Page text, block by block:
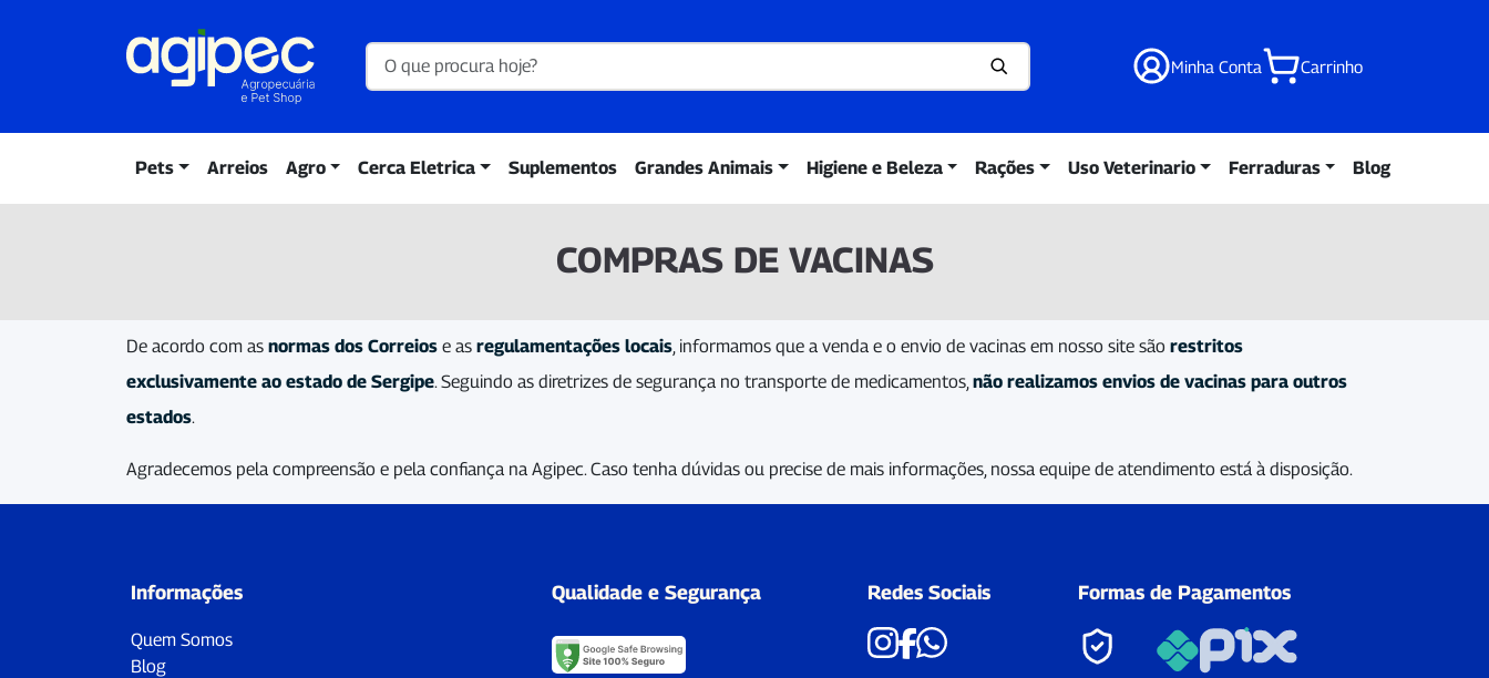
Minha Conta Carrinho
Pets Arreios Agro Cerca Eletrica Suplementos Grandes Animais Higiene e Beleza Rações Uso Veterinario Ferraduras Blog
COMPRAS DE VACINAS
De acordo com as normas dos Correios e as regulamentações locais , informamos que a venda e o envio de vacinas em nosso site são restritos
exclusivamente ao estado de Sergipe. Seguindo as diretrizes de segurança no transporte de medicamentos, não realizamos envios de vacinas para outros
estados.
Agradecemos pela compreensão e pela confiança na Agipec. Caso tenha dúvidas ou precise de mais informações, nossa equipe de atendimento está à disposição.
Informações
Quem Somos
Blog
Qualidade e Segurança Redes Sociais Formas de Pagamentos